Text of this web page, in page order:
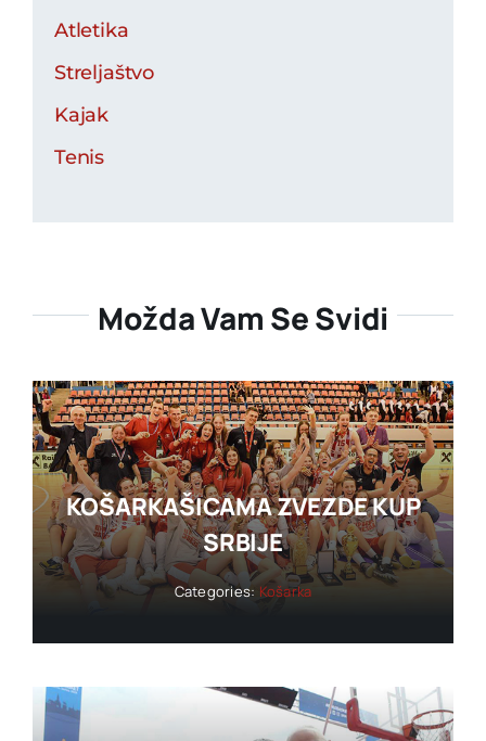
Atletika
Streljaštvo
Kajak
Tenis
Možda Vam Se Svidi
KOŠARKAŠICAMA ZVEZDE KUP
SRBIJE
Categories: Košarka